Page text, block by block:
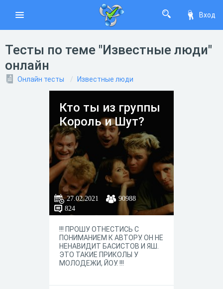
Вход
Тесты по теме "Известные люди"
онлайн
Онлайн тесты Известные люди
Кто ты из группы
Король и Шут?
27.02.2021
90988
824
!!! ПРОШУ ОТНЕСТИСЬ С
ПОНИМАНИЕМ К АВТОРУ. ОН НЕ
НЕНАВИДИТ БАСИСТОВ И ЯШ.
ЭТО ТАКИЕ ПРИКОЛЫ У
МОЛОДЕЖИ, ЙОУ. !!!